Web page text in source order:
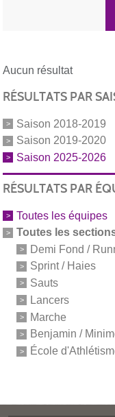
Aucun résultat
RÉSULTATS PAR
Saison 2018-2019
Saison 2019-2020
Saison 2025-2026
RÉSULTATS PAR
Toutes les équipes
Toutes les
Demi Fond /
Sprint / Haies
Sauts
Lancers
Marche
Benjamin /
École